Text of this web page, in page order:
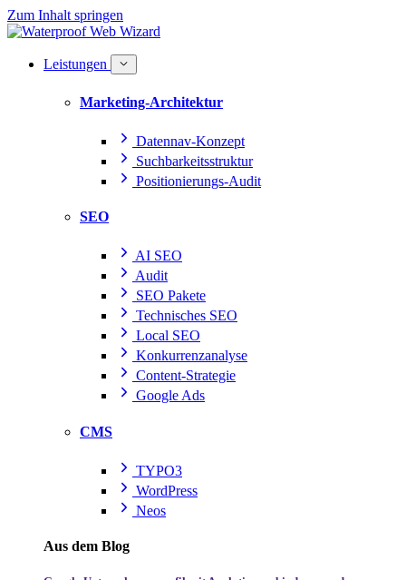
Zum Inhalt springen
Leistungen
Marketing-Architektur
Datennav-Konzept
Suchbarkeitsstruktur
Positionierungs-Audit
SEO
AI SEO
Audit
SEO Pakete
Technisches SEO
Local SEO
Konkurrenzanalyse
Content-Strategie
Google Ads
CMS
TYPO3
WordPress
Neos
Aus dem Blog